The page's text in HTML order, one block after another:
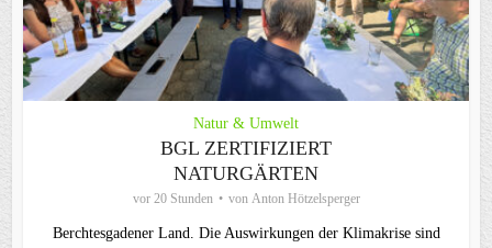
Natur & Umwelt
BGL ZERTIFIZIERT
NATURGÄRTEN
vor 20 Stunden von Anton Hötzelsperger
Berchtesgadener Land. Die Auswirkungen der Klimakrise sind